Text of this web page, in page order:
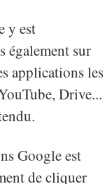
y est
également sur
applications les
Drive...
Google est
de cliquer